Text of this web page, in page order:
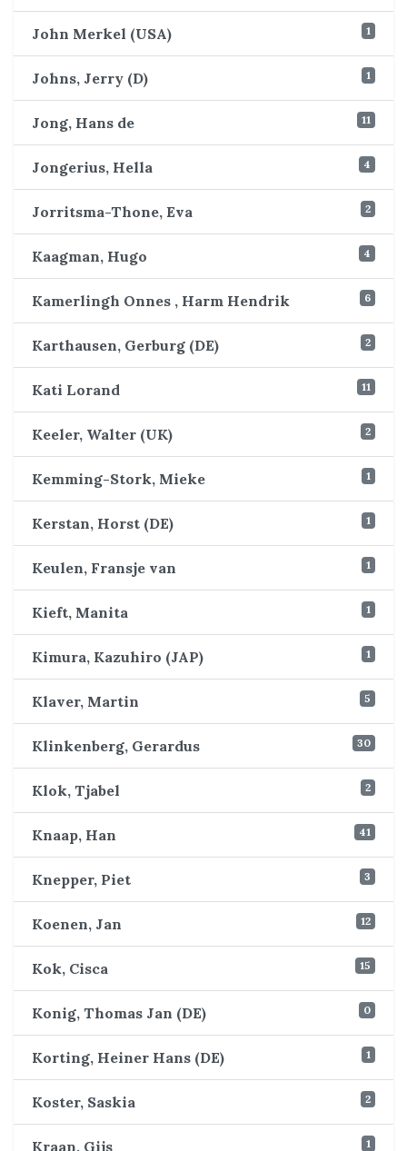
John Merkel (USA) 1
Johns, Jerry (D) 1
Jong, Hans de 11
Jongerius, Hella 4
Jorritsma-Thone, Eva 2
Kaagman, Hugo 4
Kamerlingh Onnes , Harm Hendrik 6
Karthausen, Gerburg (DE) 2
Kati Lorand 11
Keeler, Walter (UK) 2
Kemming-Stork, Mieke 1
Kerstan, Horst (DE) 1
Keulen, Fransje van 1
Kieft, Manita 1
Kimura, Kazuhiro (JAP) 1
Klaver, Martin 5
Klinkenberg, Gerardus 30
Klok, Tjabel 2
Knaap, Han 41
Knepper, Piet 3
Koenen, Jan 12
Kok, Cisca 15
Konig, Thomas Jan (DE) 0
Korting, Heiner Hans (DE) 1
Koster, Saskia 2
Kraan, Gijs 1